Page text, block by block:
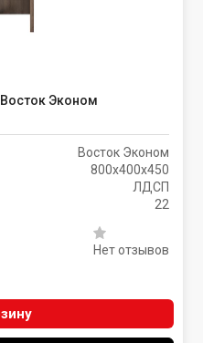
Эконом
Восток Эконом
800х400х450
ЛДСП
22
Нет отзывов